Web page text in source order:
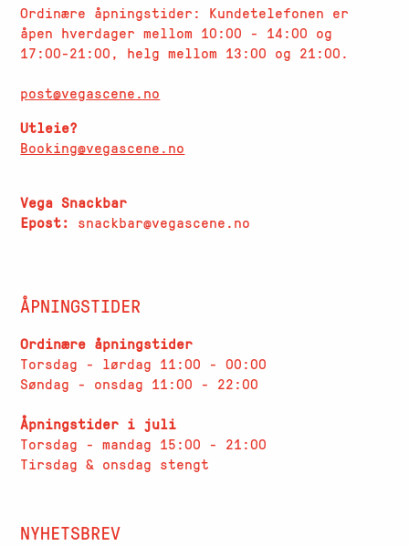
Ordinære åpningstider: Kundetelefonen er
åpen hverdager mellom 10:00 - 14:00 og
17:00-21:00, helg mellom 13:00 og 21:00.
post@vegascene.no
Utleie?
Booking@vegascene.no
Vega Snackbar
Epost: snackbar@vegascene.no
ÅPNINGSTIDER
Ordinære åpningstider
Torsdag - lørdag 11:00 - 00:00
Søndag - onsdag 11:00 - 22:00
Åpningstider i juli
Torsdag - mandag 15:00 - 21:00
Tirsdag & onsdag stengt
NYHETSBREV